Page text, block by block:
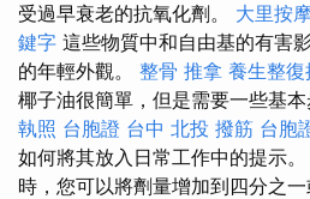
受過早衰老的抗氧化劑。 大里按
鍵字 這些物質中和自由基的有害
的年輕外觀。 整骨 推拿 養生整
椰子油很簡單，但是需要一些基本
執照 台胞證 台中 北投 撥筋 台胞
如何將其放入日常工作中的提示
時，您可以將劑量增加到四分之一